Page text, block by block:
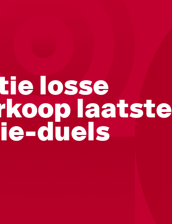
losse
laatste
duels